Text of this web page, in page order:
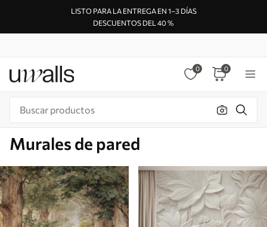
LISTO PARA LA ENTREGA EN 1–3 DÍAS
DESCUENTOS DEL 40 %
0 0
Murales de pared